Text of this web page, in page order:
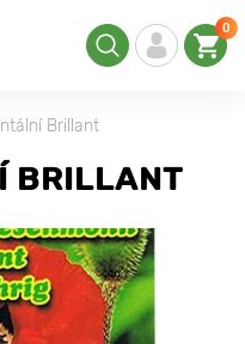
0
Brillant
BRILLANT